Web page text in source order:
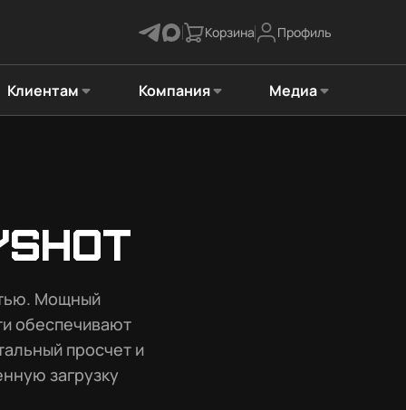
Корзина Профиль
Клиентам Компания Медиа
Мощный
обеспечивают
просчет и
загрузку